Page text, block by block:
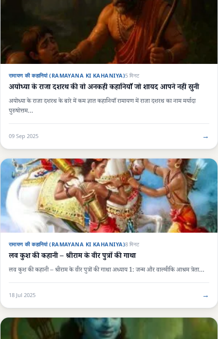
रामायण की कहानियां (RAMAYANA KI KAHANIYA)5 मिनट
अयोध्या के राजा दशरथ की वो अनकही कहानियाँ जो शायद आपने नहीं सुनी
अयोध्या के राजा दशरथ के बारे में कम ज्ञात कहानियाँ रामायण में राजा दशरथ का नाम मर्यादा
पुरुषोत्तम…
09 Sep 2025 →
रामायण की कहानियां (RAMAYANA KI KAHANIYA)8 मिनट
लव कुश की कहानी – श्रीराम के वीर पुत्रों की गाथा
लव कुश की कहानी – श्रीराम के वीर पुत्रों की गाथा अध्याय 1: जन्म और वाल्मीकि आश्रम त्रेता…
18 Jul 2025 →